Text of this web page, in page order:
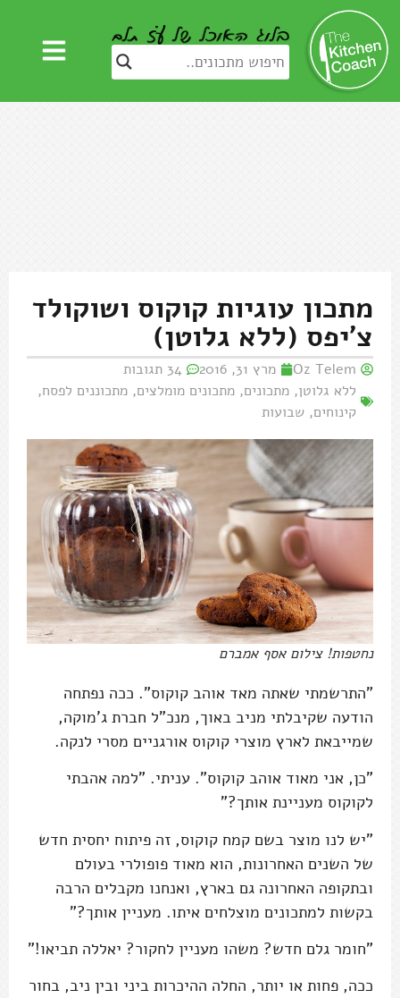
מתכון עוגיות קוקוס ושוקולד
צ'יפס (ללא גלוטן)
Oz Telem מרץ 31, 2016
34 תגובות
ללא גלוטן, מתכונים, מתכונים מומלצים, מתכוננים לפסח,
קינוחים, שבועות
נחטפות! צילום אסף אמברם
"התרשמתי שאתה מאד אוהב קוקוס". ככה נפתחה
הודעה שקיבלתי מניב באוך, מנכ"ל חברת ג'מוקה,
שמייבאת לארץ מוצרי קוקוס אורגניים מסרי לנקה.
"כן, אני מאוד אוהב קוקוס". עניתי. "למה אהבתי
לקוקוס מעניינת אותך?"
"יש לנו מוצר בשם קמח קוקוס, זה פיתוח יחסית חדש
של השנים האחרונות, הוא מאוד פופולרי בעולם
ובתקופה האחרונה גם בארץ, ואנחנו מקבלים הרבה
בקשות למתכונים מוצלחים איתו. מעניין אותך?"
"חומר גלם חדש? משהו מעניין לחקור? יאללה תביאו!"
ככה, פחות או יותר, החלה ההיכרות ביני ובין ניב, בחור